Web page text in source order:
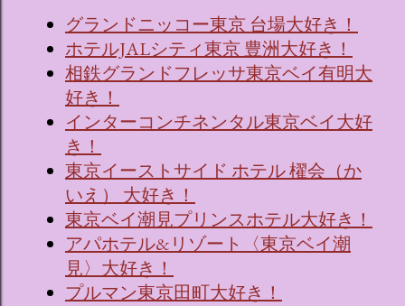
グランドニッコー東京 台場大好き！
ホテルJALシティ東京 豊洲大好き！
相鉄グランドフレッサ東京ベイ有明大
好き！
インターコンチネンタル東京ベイ大好
き！
東京イーストサイド ホテル 櫂会（か
いえ） 大好き！
東京ベイ潮見プリンスホテル大好き！
アパホテル&リゾート〈東京ベイ潮
見〉大好き！
プルマン東京田町大好き！